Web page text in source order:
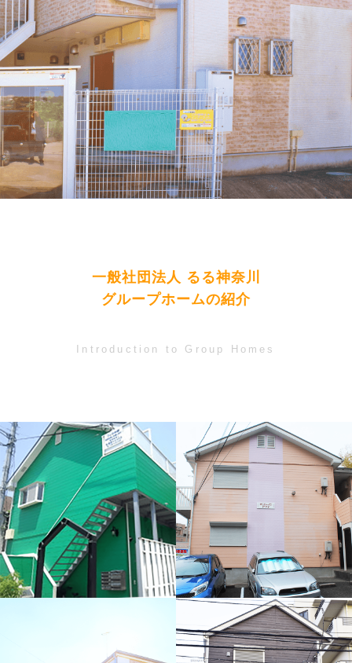
一般社団法人 るる神奈川
グループホームの紹介
Introduction to Group Homes